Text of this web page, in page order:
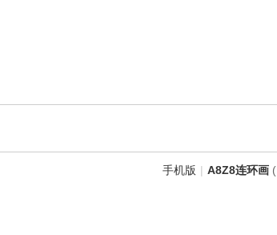
手机版 | A8Z8连环画(